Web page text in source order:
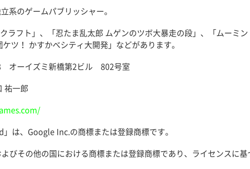
系のゲームパブリッシャー。
ラフト」、「忍たま乱太郎 ムゲンのツボ大暴走の段」、「ムーミン
ケツ！ かすかべシティ大開発」などがあります。
オーイズミ新橋第2ビル 802号室
祐一郎
は、Google Inc.の商標または登録商標です。
びその他の国における商標または登録商標であり、ライセンスに基